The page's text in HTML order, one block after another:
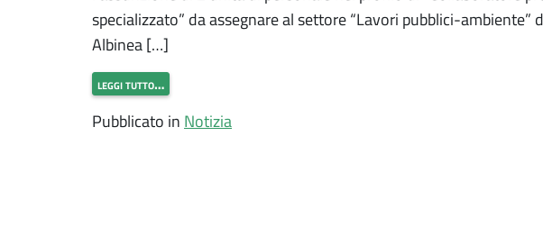
specializzato” da assegnare al settore “Lavori pubblici-ambiente”
Albinea […]
leggi tutto…
Pubblicato in Notizia